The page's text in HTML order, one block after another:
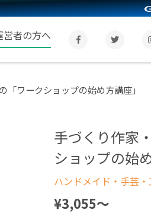
営者の方へ
ワークショップの始め方講座」
手づくり作家
ショップの始
ハンドメイド・手芸
¥3,055〜